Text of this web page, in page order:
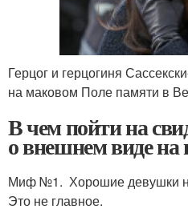
Герцог и герцогиня
на маковом Поле памяти в
В чем пойти на
о внешнем виде на
Миф №1. Хорошие девушки
Это не главное.